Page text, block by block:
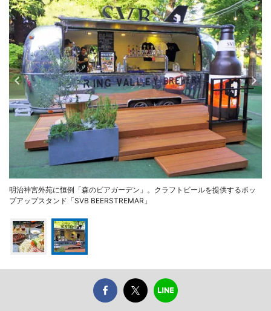
明治神宮外苑に恒例「森のビアガーデン」。クラフトビールを提供するポッ
プアップスタンド「SVB BEERSTREMAR」